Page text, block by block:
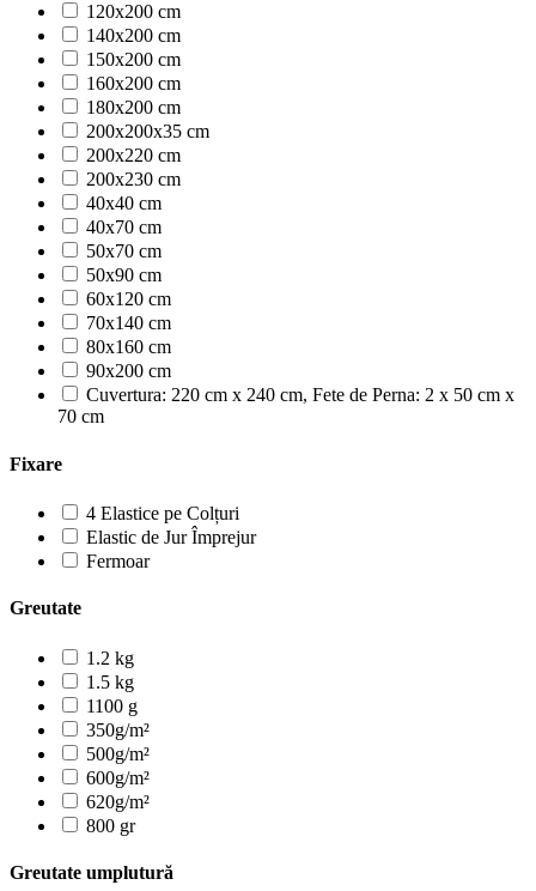
120x200 cm
140x200 cm
150x200 cm
160x200 cm
180x200 cm
200x200x35 cm
200x220 cm
200x230 cm
40x40 cm
40x70 cm
50x70 cm
50x90 cm
60x120 cm
70x140 cm
80x160 cm
90x200 cm
Cuvertura: 220 cm x 240 cm, Fete de Perna: 2 x 50 cm x
70 cm
Fixare
4 Elastice pe Colțuri
Elastic de Jur Împrejur
Fermoar
Greutate
1.2 kg
1.5 kg
1100 g
350g/m²
500g/m²
600g/m²
620g/m²
800 gr
Greutate umplutură